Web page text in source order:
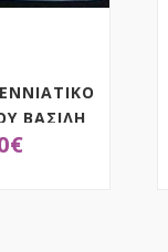
ΒΑΣΙΛΗ
€